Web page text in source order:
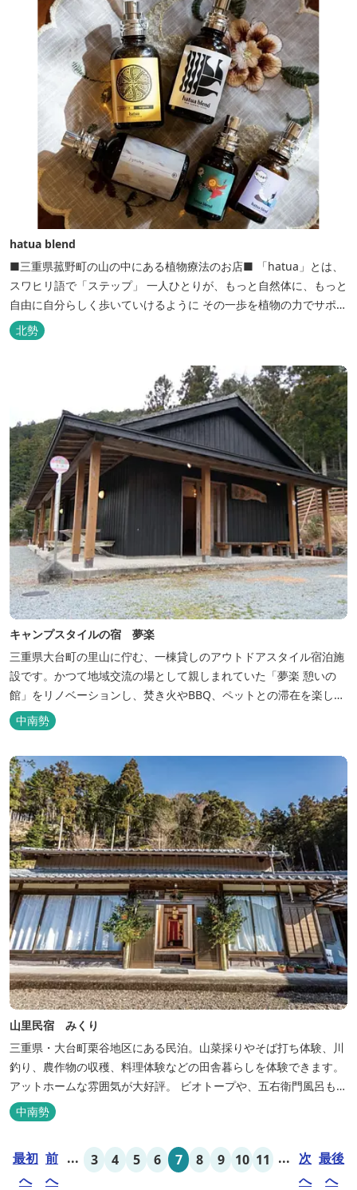
hatua blend
■三重県菰野町の山の中にある植物療法のお店■ 「hatua」とは、
スワヒリ語で「ステップ」 一人ひとりが、もっと自然体に、もっと
自由に自分らしく歩いていけるように その一歩を植物の力でサポー
トしたいという思いから生まれたお店。 黄土スチームよもぎ蒸しや
アロマの調合、季節の養生講座、アロマ講座、腸活講座、ワークシ
ョップ、イベント出店 植物を通して身体と心を整えよう！をテーマ
北勢
キャンプスタイルの宿 夢楽
三重県大台町の里山に佇む、一棟貸しのアウトドアスタイル宿泊施
設です。かつて地域交流の場として親しまれていた「夢楽 憩いの
館」をリノベーションし、焚き火やBBQ、ペットとの滞在を楽しめ
る“キャンプ気分”の宿として生まれ変わりました。 【営業時間】 チ
ェックイン 15：00（早めのチェックインご希望は予約時に要相
談） チェックアウト 9：00 【定休日】 不定休 【料金...
中南勢
山里民宿 みくり
三重県・大台町栗谷地区にある民泊。山菜採りやそば打ち体験、川
釣り、農作物の収穫、料理体験などの田舎暮らしを体験できます。
アットホームな雰囲気が大好評。 ビオトープや、五右衛門風呂も楽
しめます。6月はホタル観賞が人気。 夜になると周囲は真っ暗。都
会には無い闇の中を飛び交うヒメホタル・ヘイケボタルを観賞した
しい声を聞く事ができた...
中南勢
最初
へ
前
へ
... 3 4 5 6 7 8 9 10 11 ... 次
へ
最後
へ